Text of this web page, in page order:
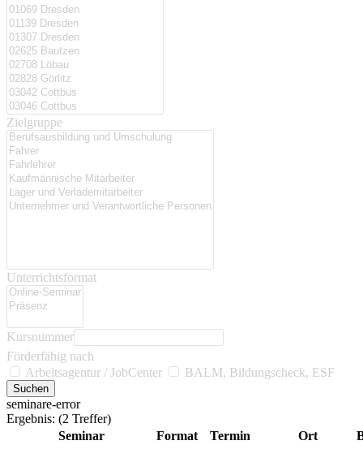
Zielgruppe
Unterrichtsformat
Kursnummer
Förderfähig nach
Arbeitsagentur / JobCenter
BALM, Bildungscheck, ESF
seminare-error
Ergebnis: (2 Treffer)
Seminar
Format Termin Ort